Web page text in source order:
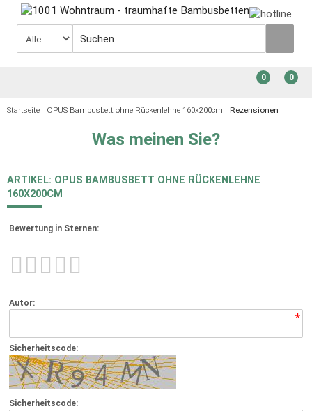
0
0
Startseite OPUS Bambusbett ohne Rückenlehne 160x200cm Rezensionen
Was meinen Sie?
ARTIKEL: OPUS BAMBUSBETT OHNE RÜCKENLEHNE
160X200CM
Bewertung in Sternen:
Autor:
*
Sicherheitscode:
Sicherheitscode: